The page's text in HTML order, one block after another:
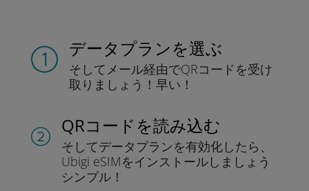
データプランを選ぶ
そしてメール経由でQRコードを受け
取りましょう！早い！
QRコードを読み込む
そしてデータプランを有効化したら、
Ubigi eSIMをインストールしま しょう
シンプル！